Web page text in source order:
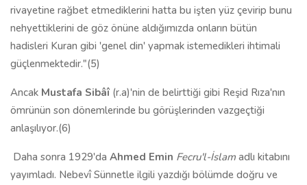
rivayetine rağbet etmediklerini hatta bu işten yüz çevirip bunu
nehyettiklerini de göz önüne aldığımızda onların bütün
hadisleri Kuran gibi 'genel din' yapmak istemedikleri ihtimali
güçlenmektedir."(5)
Ancak Mustafa Sibâî (r.a)'nin de belirttiği gibi Reşid Rıza'nın
ömrünün son dönemlerinde bu görüşlerinden vazgeçtiği
anlaşılıyor.(6)
Daha sonra 1929'da Ahmed Emin Fecru'l-İslam adlı kitabını
yayımladı. Nebevî Sünnetle ilgili yazdığı bölümde doğru ve